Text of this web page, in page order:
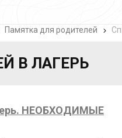
Памятка для родителей
В ЛАГЕРЬ
НЕОБХОДИМЫЕ